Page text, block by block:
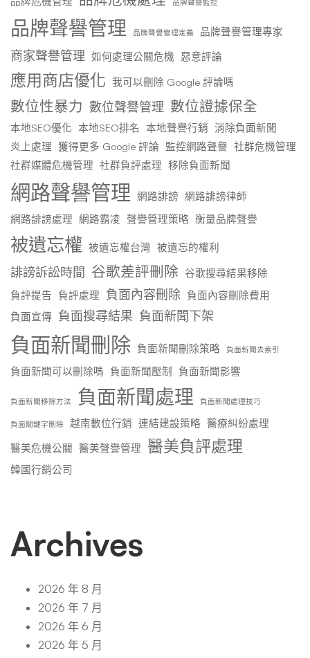
品牌聲譽監控
品牌聲譽管理 品牌聲譽管理定義 品牌聲譽管理專家
商家聲譽管理 如何處理公關危機 惡意評論
應用商店優化 我可以刪除 Google 評論嗎
數位性暴力 數位聲譽管理 數位證據保全
本地SEO優化 本地SEO排名 本地聲譽行銷 消除負面新聞
炎上處理 獲得更多 Google 評論 監控網路聲譽 社群危機管理
社群媒體危機管理 社群負評處理 移除負面新聞
網路聲譽管理 網路誹謗 網路誹謗律師
網路誹謗處理 網路霸凌 聲譽管理策略 衡量品牌聲譽
被遺忘權 被遺忘權台灣 被遺忘的權利
誹謗訴訟時間 谷歌差評刪除 谷歌搜尋結果移除
負評提告 負評處理 負面內容刪除 負面內容刪除費用
負面宣傳 負面搜尋結果 負面新聞下架
負面新聞刪除 負面新聞刪除策略 負面新聞去索引
負面新聞可以刪除嗎 負面新聞壓制 負面新聞影響
負面新聞移除方法 負面新聞處理 負面新聞處理技巧
負面關鍵字刪除 越南數位行銷 連結建設策略 醫療糾紛處理
醫美危機公關 醫美聲譽管理 醫美負評處理
韓國行銷公司
Archives
2026 年 8 月
2026 年 7 月
2026 年 6 月
2026 年 5 月